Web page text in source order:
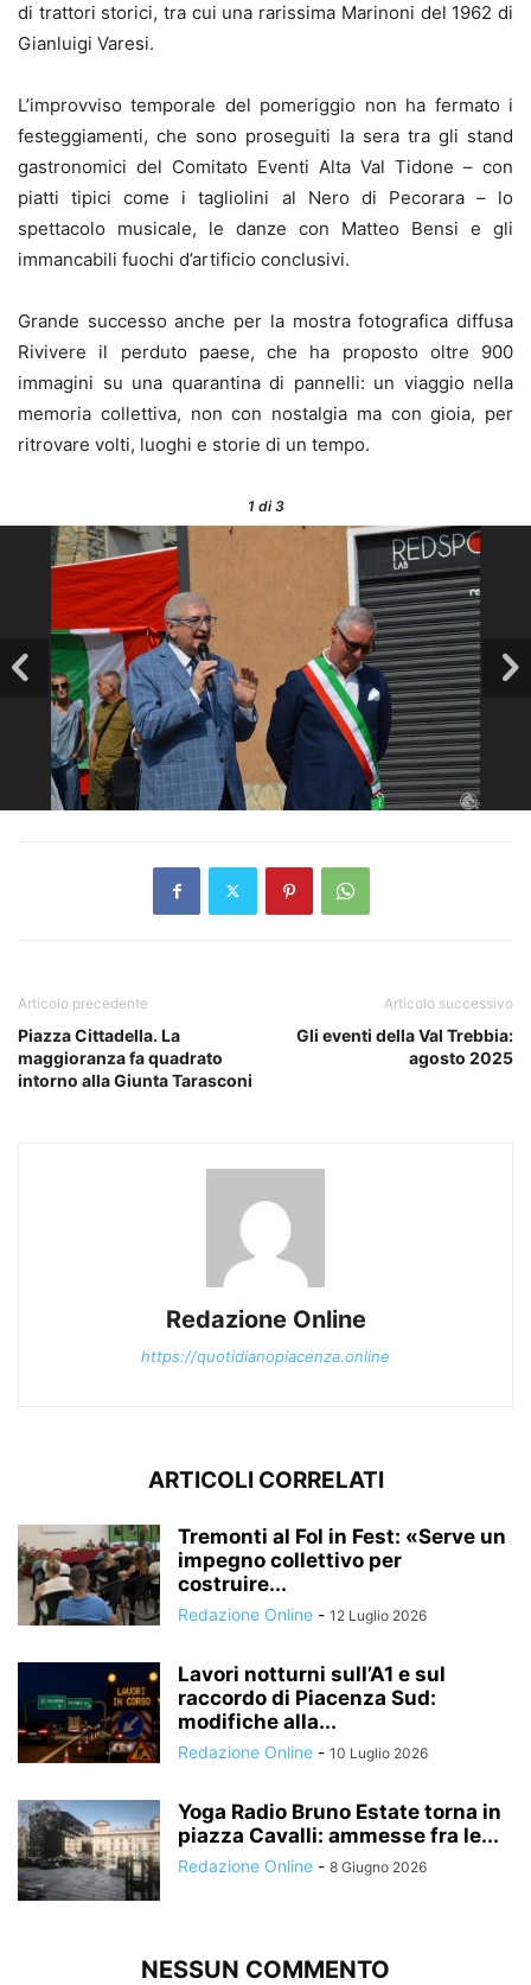
di trattori storici, tra cui una rarissima Marinoni del 1962 di
Gianluigi Varesi.
L’improvviso temporale del pomeriggio non ha fermato i
festeggiamenti, che sono proseguiti la sera tra gli stand
gastronomici del Comitato Eventi Alta Val Tidone – con
piatti tipici come i tagliolini al Nero di Pecorara – lo
spettacolo musicale, le danze con Matteo Bensi e gli
immancabili fuochi d’artificio conclusivi.
Grande successo anche per la mostra fotografica diffusa
Rivivere il perduto paese, che ha proposto oltre 900
immagini su una quarantina di pannelli: un viaggio nella
memoria collettiva, non con nostalgia ma con gioia, per
ritrovare volti, luoghi e storie di un tempo.
1di 3
Articolo precedente
Piazza Cittadella. La
maggioranza fa quadrato
intorno alla Giunta Tarasconi
Articolo successivo
Gli eventi della Val Trebbia:
agosto 2025
Redazione Online
https://quotidianopiacenza.online
ARTICOLI CORRELATI
Tremonti al Fol in Fest: «Serve un
impegno collettivo per
costruire...
Redazione Online - 12 Luglio 2026
Lavori notturni sull’A1 e sul
raccordo di Piacenza Sud:
modifiche alla...
Redazione Online - 10 Luglio 2026
Yoga Radio Bruno Estate torna in
piazza Cavalli: ammesse fra le...
Redazione Online - 8 Giugno 2026
NESSUN COMMENTO